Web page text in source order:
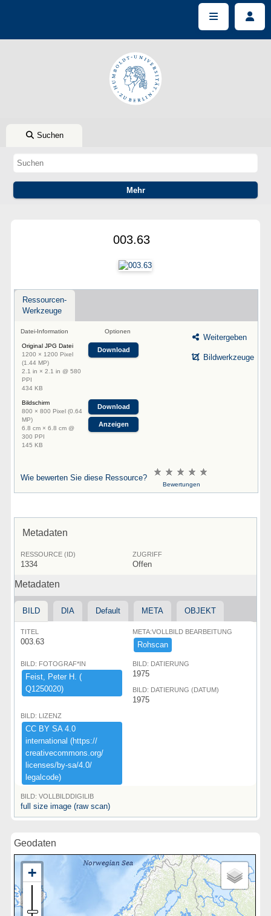
Suchen
003.63
Ressourcen-
Werkzeuge
Datei-Information Optionen
Original JPG Datei
1200 × 1200 Pixel
(1.44 MP)
2.1 in × 2.1 in @ 580
PPI
434 KB
Download
Bildschirm
800 × 800 Pixel (0.64
MP)
6.8 cm × 6.8 cm @
300 PPI
145 KB
Download
Anzeigen
Weitergeben
Bildwerkzeuge
Wie bewerten Sie diese Ressource?
Bewertungen
Metadaten
RESSOURCE (ID)
1334
ZUGRIFF
Offen
Metadaten
BILD DIA Default META OBJEKT
TITEL
003.63
META:VOLLBILD BEARBEITUNG
Rohscan
BILD: FOTOGRAF*IN
Feist,​ ​Peter ​H.​ ​(​
Q1250020)​
BILD: DATIERUNG
1975
BILD: DATIERUNG (DATUM)
1975
BILD: LIZENZ
CC ​BY ​SA ​4.​0 ​
international ​(​https:​/​/​
creativecommons.​org/​
licenses/​by-​sa/​4.​0/​
legalcode)​
BILD: VOLLBILDDIGILIB
full size image (raw scan)
Geodaten